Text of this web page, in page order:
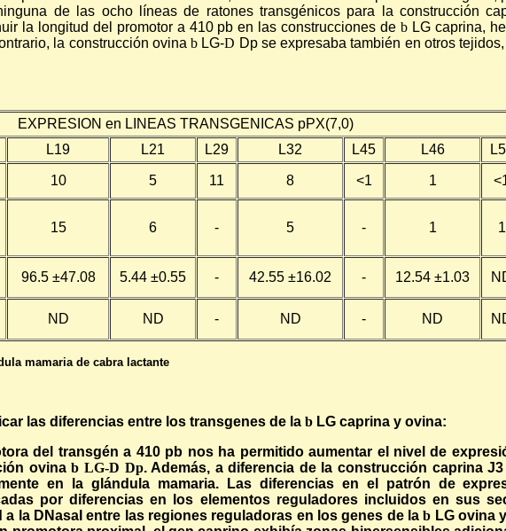
de las ocho líneas de ratones transgénicos para la construcción
la longitud del promotor a 410 pb en las construcciones deb LG caprina,
la construcción ovinab LG-D Dp se expresaba también en otros
EXPRESION en LINEAS TRANSGENICAS pPX(7,0)
L19 L21 L29 L32 L45 L46
10 5 11 8 <1 1
15 6 - 5 - 1 1
96.5 ±47.08 5.44 ±0.55 - 42.55 ±16.02 - 12.54 ±1.03
ND ND - ND - ND
mamaria de cabra lactante
las diferencias entre los transgenes de la b LG caprina y ovina:
del transgén a 410 pb nos ha permitido aumentar el nivel de
ovinab LG-D Dp. Además, a diferencia de la construcción caprina
en la glándula mamaria. Las diferencias en el patrón de
por diferencias en los elementos reguladores incluidos en sus
la DNasaI entre las regiones reguladoras en los genes de lab LG ovina